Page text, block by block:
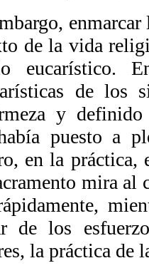
de la vida
eucarístico.
de
y
puesto a
en la
mira al
de los
la práctica de